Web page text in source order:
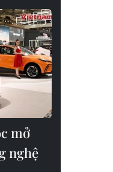
mở
nghệ